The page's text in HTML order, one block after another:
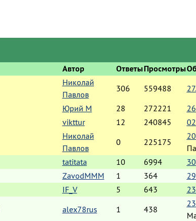
Автор ОтветыПросмотры
Николай
Павлов
306 559488
Юрий М 28 272221
vikttur 12 240845
Николай
Павлов
0 225175
tatitata 10 6994
ZavodMMM 1 364
IF_V 5 643
alex78rus 1 438